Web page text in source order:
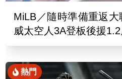
MiLB／隨時準備重返
威太空人3A登板後援
熱門